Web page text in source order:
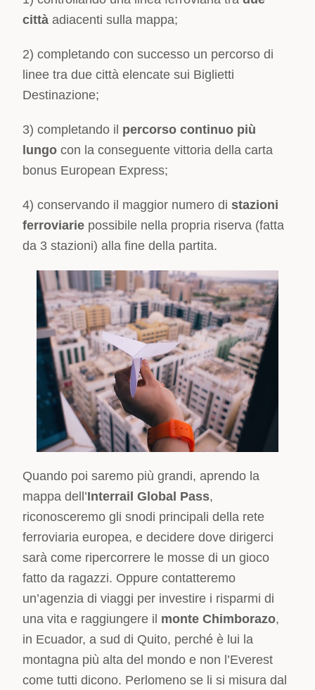
città adiacenti sulla mappa;
2) completando con successo un percorso di
linee tra due città elencate sui Biglietti
Destinazione;
3) completando il percorso continuo più
lungo con la conseguente vittoria della carta
bonus European Express;
4) conservando il maggior numero distazioni
ferroviarie possibile nella propria riserva (fatta
da 3 stazioni) alla fine della partita.
Quando poi saremo più grandi, aprendo la
mappa dell’Interrail Global Pass,
riconosceremo gli snodi principali della rete
ferroviaria europea, e decidere dove dirigerci
sarà come ripercorrere le mosse di un gioco
fatto da ragazzi. Oppure contatteremo
un’agenzia di viaggi per investire i risparmi di
una vita e raggiungere il monte Chimborazo,
in Ecuador, a sud di Quito, perché è lui la
montagna più alta del mondo e non l’Everest
come tutti dicono. Perlomeno se li si misura dal